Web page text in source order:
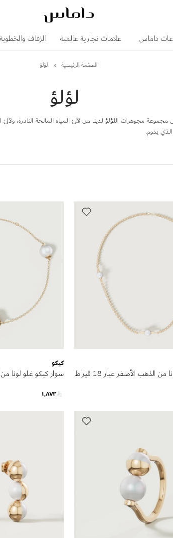
داماس علامات تجارية عالمية الزفاف والخطوبة
الصفحة الرئيسية لؤلؤ
لؤلؤ
مجوهرات اللؤلؤ لدينا من لآلئ المياه المالحة النادرة،
يدوم.
قلادة كيكو غلو لونا من الذهب الأصفر عيار 18 قيراط
كيكو
١٬٨٧٢